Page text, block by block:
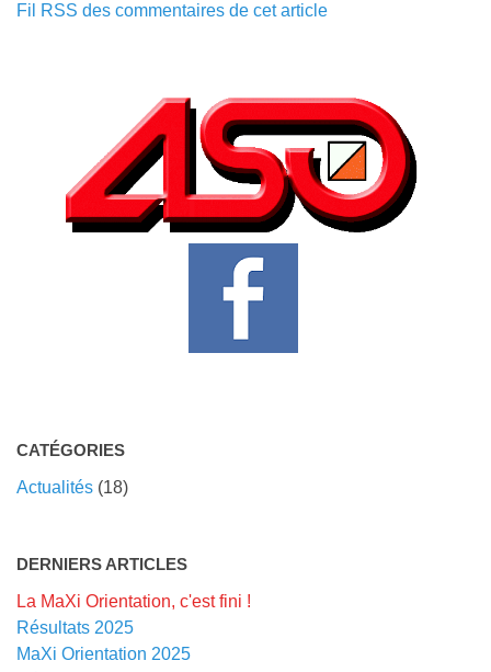
Fil RSS des commentaires de cet article
CATÉGORIES
Actualités (18)
DERNIERS ARTICLES
La MaXi Orientation, c'est fini !
Résultats 2025
MaXi Orientation 2025